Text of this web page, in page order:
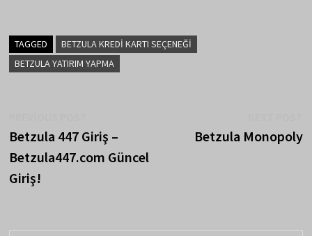
TAGGED
BETZULA KREDI KARTI SEÇENEĞI
BETZULA YATIRIM YAPMA
gezinmesipost:
Betzula 447 Giriş –
Betzula447.com Güncel
Giriş!
Betzula Monopoly